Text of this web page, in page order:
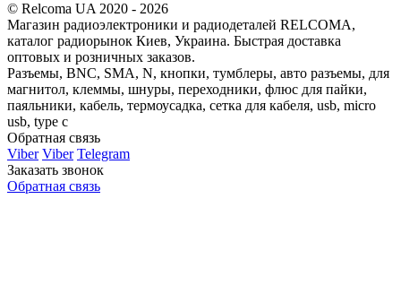
© Relcoma UA 2020 - 2026
Магазин радиоэлектроники и радиодеталей RELCOMA,
каталог радиорынок Киев, Украина. Быстрая доставка
оптовых и розничных заказов.
Разъемы, BNC, SMA, N, кнопки, тумблеры, авто разъемы, для
магнитол, клеммы, шнуры, переходники, флюс для пайки,
паяльники, кабель, термоусадка, сетка для кабеля, usb, micro
usb, type c
Обратная связь
Viber Viber Telegram
Заказать звонок
Обратная связь